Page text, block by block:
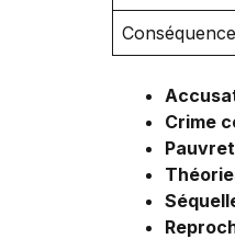
Crime